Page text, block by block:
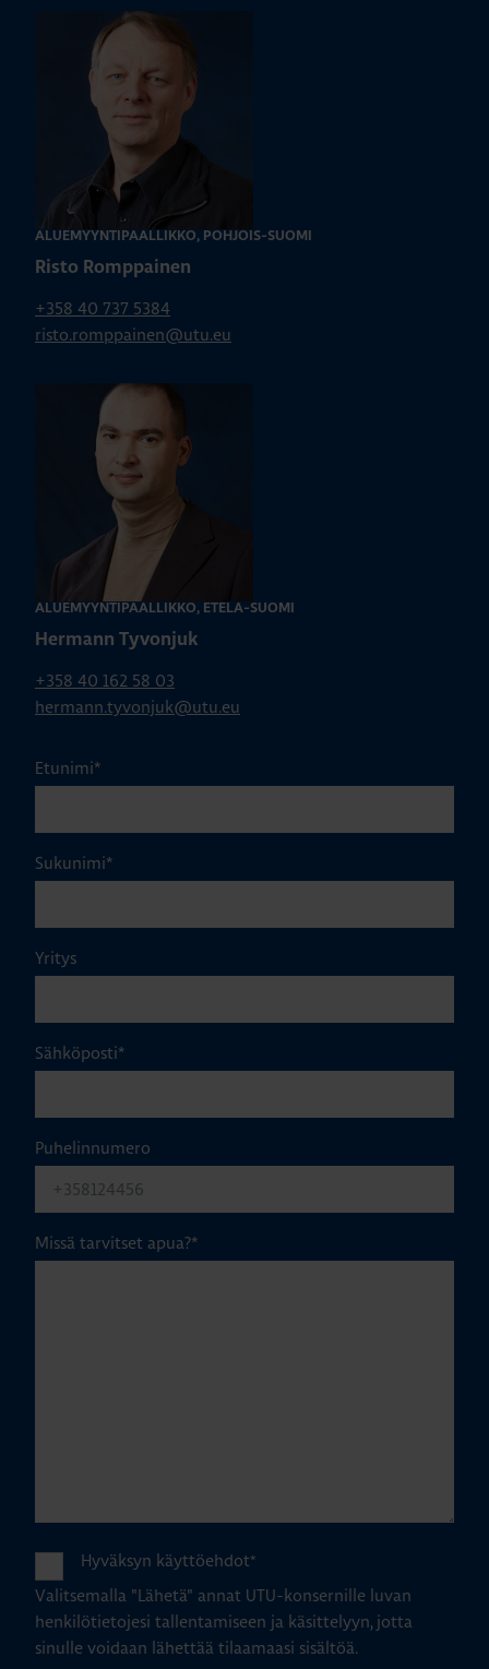
ALUEMYYNTIPÄÄLLIKKÖ, POHJOIS-SUOMI
Risto Romppainen
+358 40 737 5384
risto.romppainen@utu.eu
ALUEMYYNTIPÄÄLLIKKÖ, ETELÄ-SUOMI
Hermann Tyvonjuk
+358 40 162 58 03
hermann.tyvonjuk@utu.eu
Etunimi*
Sukunimi*
Yritys
Sähköposti*
Puhelinnumero
Missä tarvitset apua?*
Hyväksyn käyttöehdot*
Valitsemalla "Lähetä" annat UTU-konsernille luvan
henkilötietojesi tallentamiseen ja käsittelyyn, jotta
sinulle voidaan lähettää tilaamaasi sisältöä.